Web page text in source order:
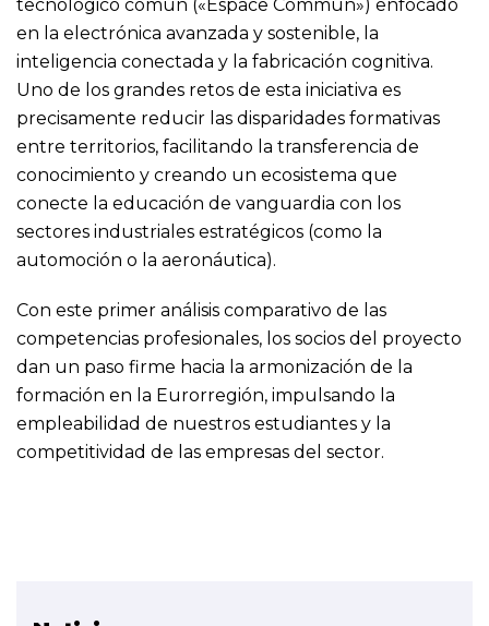
tecnológico común («Espace Commun») enfocado
en la electrónica avanzada y sostenible, la
inteligencia conectada y la fabricación cognitiva.
Uno de los grandes retos de esta iniciativa es
precisamente reducir las disparidades formativas
entre territorios, facilitando la transferencia de
conocimiento y creando un ecosistema que
conecte la educación de vanguardia con los
sectores industriales estratégicos (como la
automoción o la aeronáutica).
Con este primer análisis comparativo de las
competencias profesionales, los socios del proyecto
dan un paso firme hacia la armonización de la
formación en la Eurorregión, impulsando la
empleabilidad de nuestros estudiantes y la
competitividad de las empresas del sector.